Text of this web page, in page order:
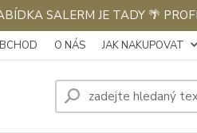
SALERM JE TADY 🌴
O NÁS JAK NAKUPOVAT